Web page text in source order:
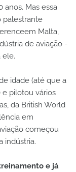
anos. Mas essa
palestrante
Malta,
de aviação -
ele.
idade (até que a
e pilotou vários
da British World
em
começou
indústria.
e já